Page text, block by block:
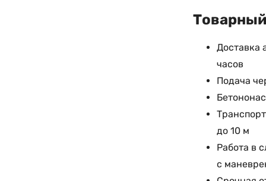
Доставка
часов
Подача
до 10 м
Работа в
с